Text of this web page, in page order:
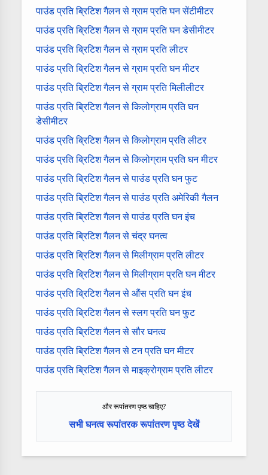
पाउंड प्रति ब्रिटिश गैलन से ग्राम प्रति घन सेंटीमीटर
पाउंड प्रति ब्रिटिश गैलन से ग्राम प्रति घन डेसीमीटर
पाउंड प्रति ब्रिटिश गैलन से ग्राम प्रति लीटर
पाउंड प्रति ब्रिटिश गैलन से ग्राम प्रति घन मीटर
पाउंड प्रति ब्रिटिश गैलन से ग्राम प्रति मिलीलीटर
पाउंड प्रति ब्रिटिश गैलन से किलोग्राम प्रति घन
डेसीमीटर
पाउंड प्रति ब्रिटिश गैलन से किलोग्राम प्रति लीटर
पाउंड प्रति ब्रिटिश गैलन से किलोग्राम प्रति घन मीटर
पाउंड प्रति ब्रिटिश गैलन से पाउंड प्रति घन फुट
पाउंड प्रति ब्रिटिश गैलन से पाउंड प्रति अमेरिकी गैलन
पाउंड प्रति ब्रिटिश गैलन से पाउंड प्रति घन इंच
पाउंड प्रति ब्रिटिश गैलन से चंद्र घनत्व
पाउंड प्रति ब्रिटिश गैलन से मिलीग्राम प्रति लीटर
पाउंड प्रति ब्रिटिश गैलन से मिलीग्राम प्रति घन मीटर
पाउंड प्रति ब्रिटिश गैलन से औंस प्रति घन इंच
पाउंड प्रति ब्रिटिश गैलन से स्लग प्रति घन फुट
पाउंड प्रति ब्रिटिश गैलन से सौर घनत्व
पाउंड प्रति ब्रिटिश गैलन से टन प्रति घन मीटर
पाउंड प्रति ब्रिटिश गैलन से माइक्रोग्राम प्रति लीटर
और रूपांतरण पृष्ठ चाहिए?
सभी घनत्व रूपांतरक रूपांतरण पृष्ठ देखें